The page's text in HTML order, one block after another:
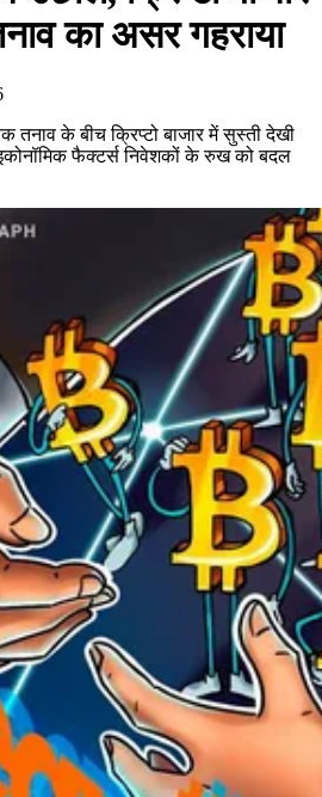
का असर गहराया
तनाव के बीच क्रिप्टो बाजार में सुस्ती देखी
फैक्टर्स निवेशकों के रुख को बदल